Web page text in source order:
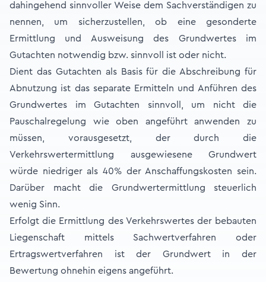
dahingehend sinnvoller Weise dem Sachverständigen zu
nennen, um sicherzustellen, ob eine gesonderte
Ermittlung und Ausweisung des Grundwertes im
Gutachten notwendig bzw. sinnvoll ist oder nicht.
Dient das Gutachten als Basis für die Abschreibung für
Abnutzung ist das separate Ermitteln und Anführen des
Grundwertes im Gutachten sinnvoll, um nicht die
Pauschalregelung wie oben angeführt anwenden zu
müssen, vorausgesetzt, der durch die
Verkehrswertermittlung ausgewiesene Grundwert
würde niedriger als 40% der Anschaffungskosten sein.
Darüber macht die Grundwertermittlung steuerlich
wenig Sinn.
Erfolgt die Ermittlung des Verkehrswertes der bebauten
Liegenschaft mittels Sachwertverfahren oder
Ertragswertverfahren ist der Grundwert in der
Bewertung ohnehin eigens angeführt.